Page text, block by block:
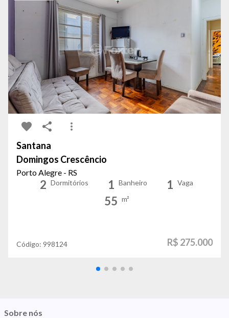
Santana
Domingos Crescêncio
Porto Alegre - RS
2 Dormitórios 1 Banheiro 1 Vaga
55 m²
Código: 998124 R$ 275.000
Sobre nós